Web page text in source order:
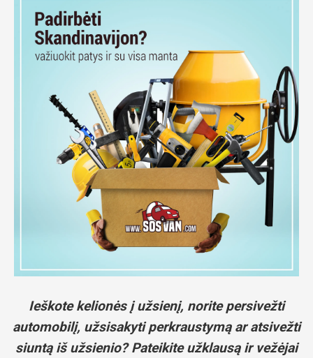
Ieškote kelionės į užsienį, norite persivežti
automobilį, užsisakyti perkraustymą ar atsivežti
siuntą iš užsienio? Pateikite užklausą ir vežėjai